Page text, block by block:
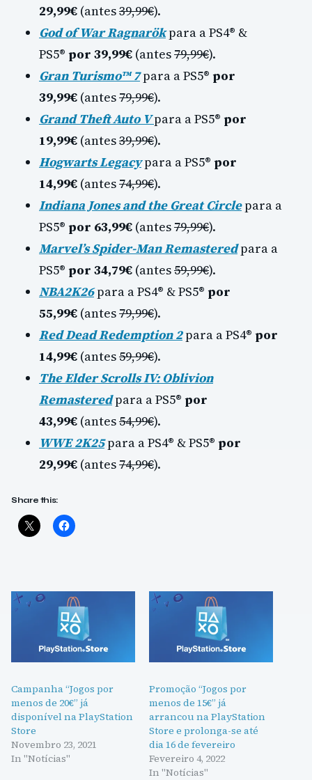
29,99€ (antes39,99€).
God of War Ragnarökpara a PS4® &
PS5® por 39,99€ (antes79,99€).
Gran Turismo™ 7para a PS5® por
39,99€ (antes79,99€).
Grand Theft Auto Vpara a PS5® por
19,99€ (antes39,99€).
Hogwarts Legacypara a PS5® por
14,99€ (antes74,99€).
Indiana Jones and the Great Circlepara a
PS5® por 63,99€ (antes79,99€).
Marvel’s Spider-Man Remasteredpara a
PS5® por 34,79€ (antes59,99€).
NBA2K26para a PS4® & PS5® por
55,99€ (antes79,99€).
Red Dead Redemption 2para a PS4® por
14,99€ (antes59,99€).
The Elder Scrolls IV: Oblivion
Remasteredpara a PS5® por
43,99€ (antes54,99€).
WWE 2K25para a PS4® & PS5® por
29,99€ (antes74,99€).
Share this:
Campanha “Jogos por
menos de 20€” já
disponível na PlayStation
Store
Novembro 23, 2021
In "Notícias"
Promoção “Jogos por
menos de 15€” já
arrancou na PlayStation
Store e prolonga-se até
dia 16 de fevereiro
Fevereiro 4, 2022
In "Notícias"